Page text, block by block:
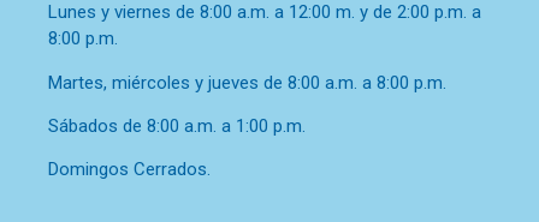
Lunes y viernes de 8:00 a.m. a 12:00 m. y de 2:00 p.m. a
8:00 p.m.
Martes, miércoles y jueves de 8:00 a.m. a 8:00 p.m.
Sábados de 8:00 a.m. a 1:00 p.m.
Domingos Cerrados.